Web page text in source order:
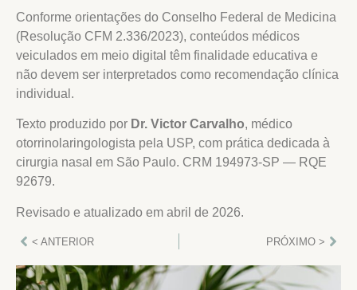
Conforme orientações do Conselho Federal de Medicina
(Resolução CFM 2.336/2023), conteúdos médicos
veiculados em meio digital têm finalidade educativa e
não devem ser interpretados como recomendação clínica
individual.
Texto produzido por Dr. Victor Carvalho, médico
otorrinolaringologista pela USP, com prática dedicada à
cirurgia nasal em São Paulo. CRM 194973-SP — RQE
92679.
Revisado e atualizado em abril de 2026.
< ANTERIOR PRÓXIMO >